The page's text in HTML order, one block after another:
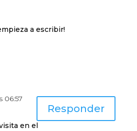
a escribir!
06:57
en el
Responder